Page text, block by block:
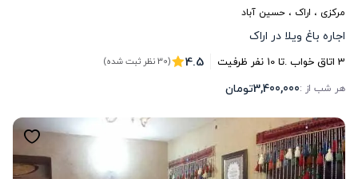
مرکزی ، اراک ، حسین آباد
اجاره باغ ویلا در اراک
3 اتاق خواب .تا10 نفر ظرفیت 4.5 (30 نظر ثبت شده)
هر شب از :3,400,000تومان